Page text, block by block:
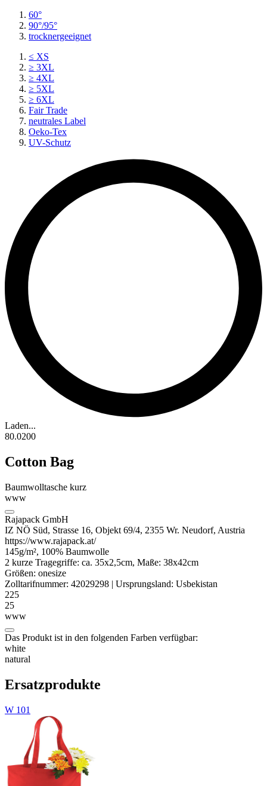
60°
90°/95°
trocknergeeignet
≤ XS
≥ 3XL
≥ 4XL
≥ 5XL
≥ 6XL
Fair Trade
neutrales Label
Oeko-Tex
UV-Schutz
Laden...
80.0200
Cotton Bag
Baumwolltasche kurz
www
Rajapack GmbH
IZ NÖ Süd, Strasse 16, Objekt 69/4, 2355 Wr. Neudorf, Austria
https://www.rajapack.at/
145g/m², 100% Baumwolle
2 kurze Tragegriffe: ca. 35x2,5cm, Maße: 38x42cm
Größen: onesize
Zolltarifnummer: 42029298 | Ursprungsland: Usbekistan
225
25
www
Das Produkt ist in den folgenden Farben verfügbar:
white
natural
Ersatzprodukte
W 101